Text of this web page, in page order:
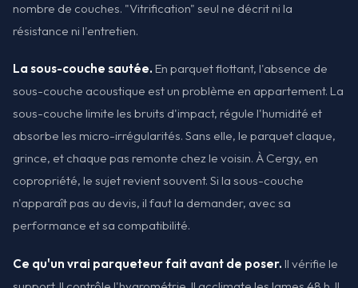
nombre de couches. "Vitrification" seul ne décrit ni la
résistance ni l'entretien.
La sous-couche sautée. En parquet flottant, l'absence de
sous-couche acoustique est un problème en appartement. La
sous-couche limite les bruits d'impact, régule l'humidité et
absorbe les micro-irrégularités. Sans elle, le parquet claque,
grince, et chaque pas remonte chez le voisin. À Cergy, en
copropriété, le sujet revient souvent. Si la sous-couche
n'apparaît pas au devis, il faut la demander, avec sa
performance et sa compatibilité.
Ce qu'un vrai parqueteur fait avant de poser. Il vérifie le